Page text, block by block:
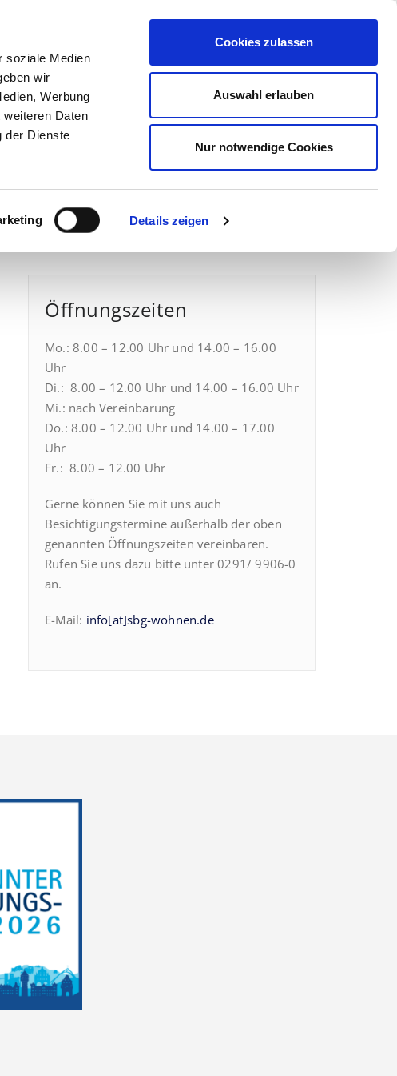
soziale Medien
wir
Werbung
Daten
der Dienste
Details zeigen
Cookies zulassen
Auswahl erlauben
Nur notwendige Cookies
Gästewohnungen
Home/pyrexxpyrexx
Öffnungszeiten
Mo.: 8.00 – 12.00 Uhr und 14.00 – 16.00
Uhr
Di.: 8.00 – 12.00 Uhr und 14.00 – 16.00 Uhr
Mi.: nach Vereinbarung
Do.: 8.00 – 12.00 Uhr und 14.00 – 17.00
Uhr
Fr.: 8.00 – 12.00 Uhr
Gerne können Sie mit uns auch
Besichtigungstermine außerhalb der oben
genannten Öffnungszeiten vereinbaren.
Rufen Sie uns dazu bitte unter 0291/ 9906-0
an.
E-Mail: info[at]sbg-wohnen.de